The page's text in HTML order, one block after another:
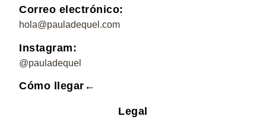
Correo electrónico:
hola@pauladequel.com
Instagram:
@pauladequel
Cómo llegar←
Legal